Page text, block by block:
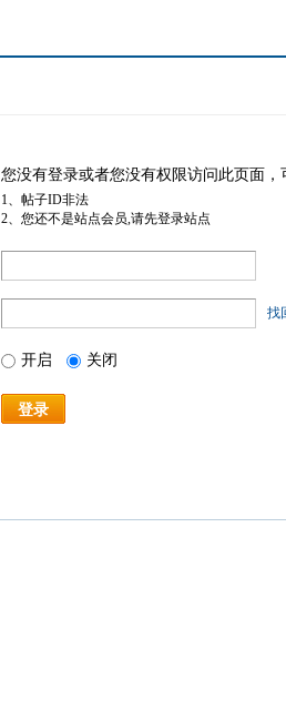
您没有登录或者您没有权限访问此页面
1、帖子ID非法
2、您还不是站点会员,请先登录站点
找
开启 关闭
登录